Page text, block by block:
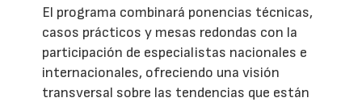
El programa combinará ponencias técnicas,
casos prácticos y mesas redondas con la
participación de especialistas nacionales e
internacionales, ofreciendo una visión
transversal sobre las tendencias que están